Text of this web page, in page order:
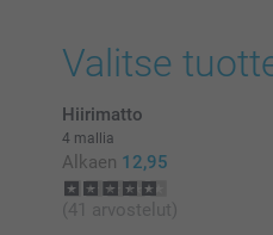
Valitse
Hiirimatto
4 mallia
Alkaen 12,95
(41 arvostelut)